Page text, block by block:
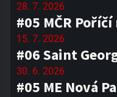
28. 7. 2026
#05 MČR
15. 7. 2026
#06 Saint
30. 6. 2026
#05 ME Nová